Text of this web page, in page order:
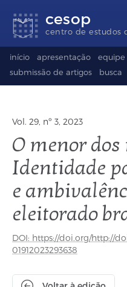
acessibilidade
para
conteúdo
para
rodapé
idioma
(Language
selection)
cesop
centro de estudos
início apresentação equipe
submissão de artigos
busca
Vol. 29, nº 3, 2023
O menor dos
Identidade
e
eleitorado
DOI: https://doi.org/http://
01912023293638